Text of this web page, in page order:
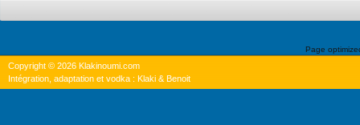
Page
Copyright © 2026 Klakinoumi.com
Intégration, adaptation et vodka : Klaki & Benoit